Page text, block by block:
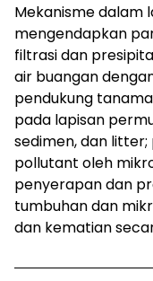
Mekanisme dalam
mengendapkan
filtrasi dan
air buangan
pendukung
pada lapisan
sedimen, dan
pollutant oleh
penyerapan dan
tumbuhan dan
dan kematian